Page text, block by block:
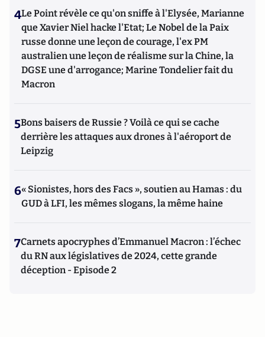
4Le Point révèle ce qu'on sniffe à l'Elysée, Marianne
que Xavier Niel hacke l'Etat; Le Nobel de la Paix
russe donne une leçon de courage, l'ex PM
australien une leçon de réalisme sur la Chine, la
DGSE une d'arrogance; Marine Tondelier fait du
Macron
5Bons baisers de Russie ? Voilà ce qui se cache
derrière les attaques aux drones à l'aéroport de
Leipzig
6« Sionistes, hors des Facs », soutien au Hamas : du
GUD à LFI, les mêmes slogans, la même haine
7Carnets apocryphes d’Emmanuel Macron : l’échec
du RN aux législatives de 2024, cette grande
déception - Episode 2